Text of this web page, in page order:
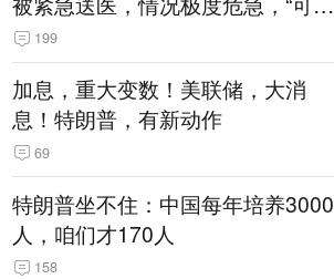
随时会死去”
199
加息，重大变数！美联储，大消
息！特朗普，有新动作
69
特朗普坐不住：中国每年培养3000
人，咱们才170人
158